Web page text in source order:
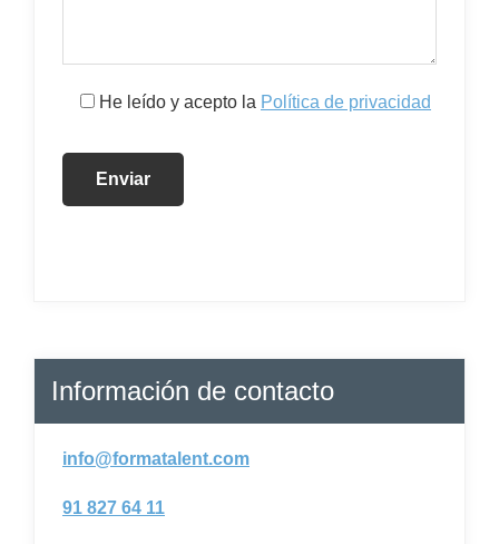
He leído y acepto la Política de privacidad
Información de contacto
info@formatalent.com
91 827 64 11